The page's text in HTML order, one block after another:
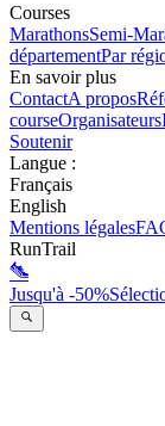
Courses
MarathonsSemi-
départementPar
En savoir plus
ContactA propos
courseOrganisateurs
Soutenir
Langue :
Français
English
Mentions légales
RunTrail
Jusqu'à -50%